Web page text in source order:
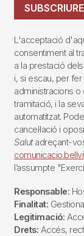
L'acceptació
consentiment al
a la prestació
i, si escau, per
administracions o
tramitació, i la
automatitzat.
cancel·lació i
Salutadreçant-
l’assumpte
Responsable:
Finalitat:
Legitimació:
Drets: Accés,